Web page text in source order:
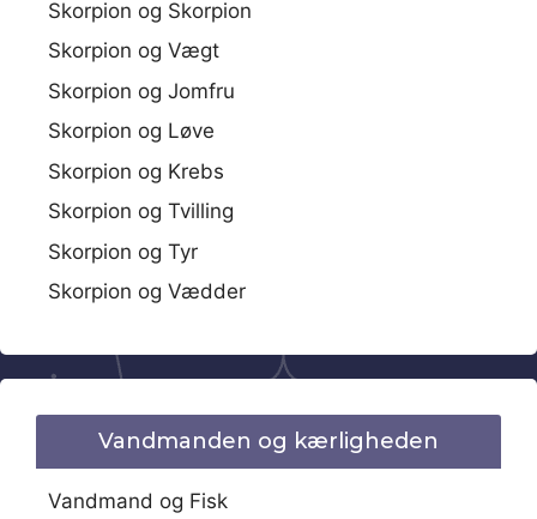
Skorpion og Skorpion
Skorpion og Vægt
Skorpion og Jomfru
Skorpion og Løve
Skorpion og Krebs
Skorpion og Tvilling
Skorpion og Tyr
Skorpion og Vædder
Vandmanden og kærligheden
Vandmand og Fisk